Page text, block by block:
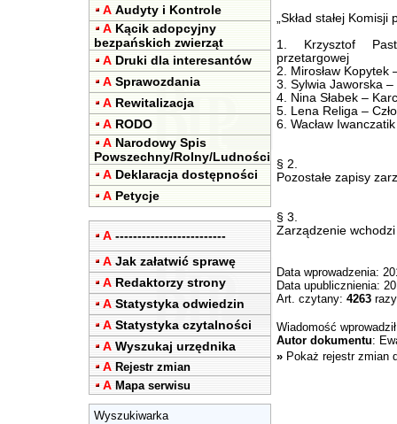
A Audyty i Kontrole
A Kącik adopcyjny
bezpańskich zwierząt
A Druki dla interesantów
A Sprawozdania
A Rewitalizacja
A RODO
A Narodowy Spis
Powszechny/Rolny/Ludności
A Deklaracja dostępności
A Petycje
A -------------------------
A Jak załatwić sprawę
A Redaktorzy strony
A Statystyka odwiedzin
A Statystyka czytalności
A Wyszukaj urzędnika
A Rejestr zmian
A Mapa serwisu
Wyszukiwarka
„Skład stałej
1. Krzysztof
przetargowej
2. Mirosław Kopytek
3. Sylwia Jaworska
4. Nina Słabek –
5. Lena Religa –
6. Wacław
§ 2.
Pozostałe zapisy
§ 3.
Zarządzenie
Data wprowadzenia:
Data upublicznienia:
Art. czytany: 4263 razy
Wiadomość
Autor dokumentu:
» Pokaż rejestr zmian